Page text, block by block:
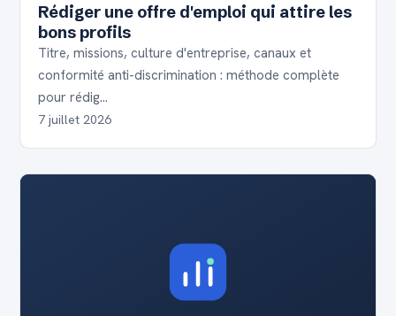
Rédiger une offre d'emploi qui attire les
bons profils
Titre, missions, culture d'entreprise, canaux et
conformité anti-discrimination : méthode complète
pour rédig…
7 juillet 2026